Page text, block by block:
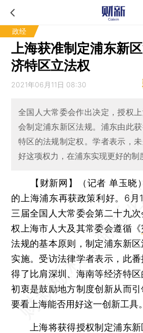
政经
上海获准制定浦东新
济特区立法权
2021年06月11日 08:30
全国人大常委会作出决定，授权
会制定浦东新区法规。浦东由此
特区的法规制定权。学者表示，
好这项权力，在浦东实现更好的制
【财新网】（记者 单玉晓）
的上海浦东再获政策利好。6月
三届全国人大常委会第二十九次
权上海市人大及其常委会遵循《
法规的基本原则，制定浦东新
实施。受访法律学者表示，此
得了比肩深圳、海南等经济特
初衷是鼓励地方制度创新从而
要看上海能否用好这一创新工具。
上海将获得授权制定浦东新